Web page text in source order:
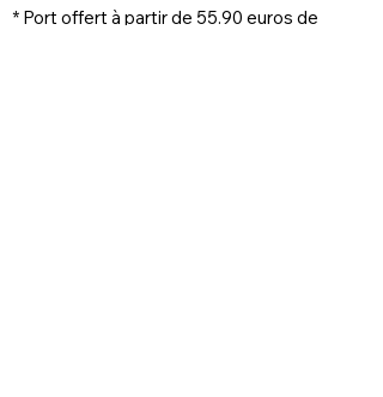
* Port offert à partir de 55.90 euros de